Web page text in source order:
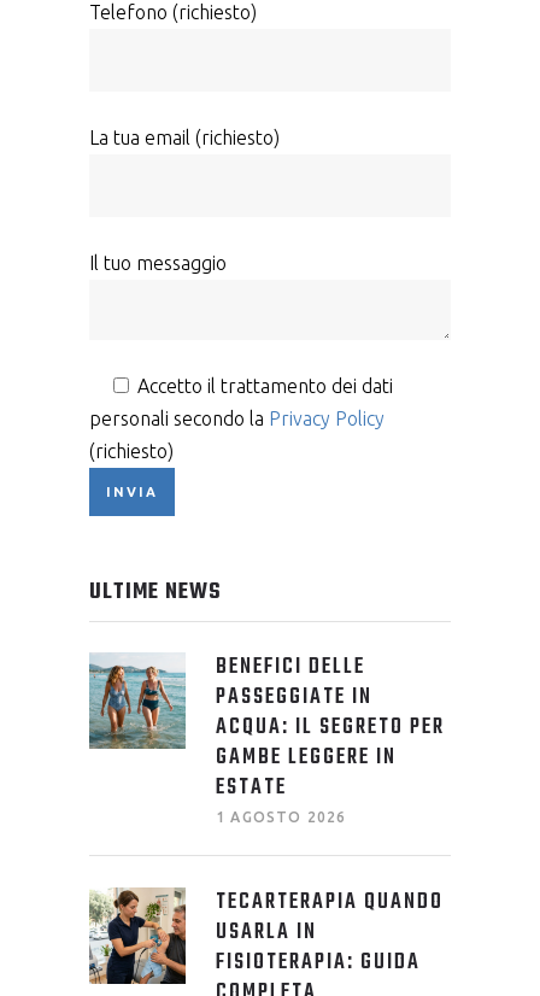
Telefono (richiesto)
La tua email (richiesto)
Il tuo messaggio
Accetto il trattamento dei dati
personali secondo la Privacy Policy
(richiesto)
ULTIME NEWS
BENEFICI DELLE
PASSEGGIATE IN
ACQUA: IL SEGRETO PER
GAMBE LEGGERE IN
ESTATE
1 AGOSTO 2026
TECARTERAPIA QUANDO
USARLA IN
FISIOTERAPIA: GUIDA